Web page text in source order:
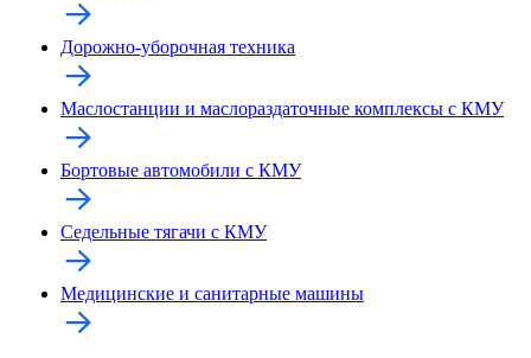
Дорожно-уборочная техника
Маслостанции и маслораздаточные комплексы с КМУ
Бортовые автомобили с КМУ
Седельные тягачи с КМУ
Медицинские и санитарные машины